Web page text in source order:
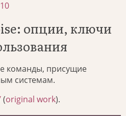
опции, ключи
команды, присущие
системам.
(original work).